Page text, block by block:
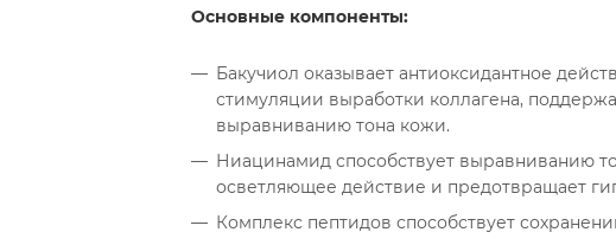
Основные компоненты:
Бакучиол оказывает антиоксидантное
стимуляции выработки коллагена,
выравниванию тона кожи.
Ниацинамид способствует выравниванию
осветляющее действие и предотвращает
Комплекс пептидов способствует